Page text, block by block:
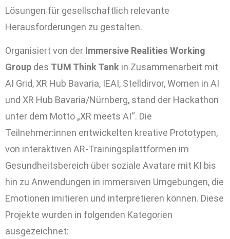
Lösungen für gesellschaftlich relevante
Herausforderungen zu gestalten.
Organisiert von der Immersive Realities Working
Group des TUM Think Tank in Zusammenarbeit mit
AI Grid, XR Hub Bavaria, IEAI, Stelldirvor, Women in AI
und XR Hub Bavaria/Nürnberg, stand der Hackathon
unter dem Motto „XR meets AI“. Die
Teilnehmer:innen entwickelten kreative Prototypen,
von interaktiven AR-Trainingsplattformen im
Gesundheitsbereich über soziale Avatare mit KI bis
hin zu Anwendungen in immersiven Umgebungen, die
Emotionen imitieren und interpretieren können. Diese
Projekte wurden in folgenden Kategorien
ausgezeichnet: